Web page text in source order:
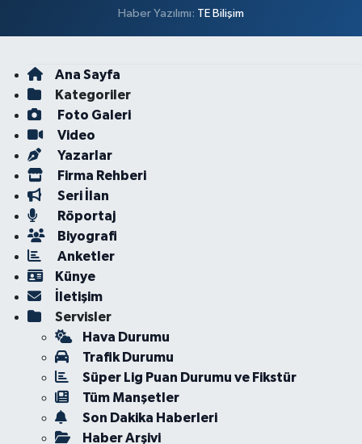
Haber Yazılımı: TE Bilişim
Ana Sayfa
Kategoriler
Foto Galeri
Video
Yazarlar
Firma Rehberi
Seri İlan
Röportaj
Biyografi
Anketler
Künye
İletişim
Servisler
Hava Durumu
Trafik Durumu
Süper Lig Puan Durumu ve Fikstür
Tüm Manşetler
Son Dakika Haberleri
Haber Arşivi